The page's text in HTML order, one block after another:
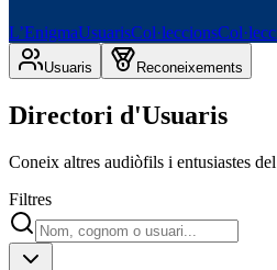
L’EnigmaUsuarisCol·leccions
Usuaris Reconeixements
Directori d'Usuaris
Coneix altres audiòfils i entusiastes
Filtres